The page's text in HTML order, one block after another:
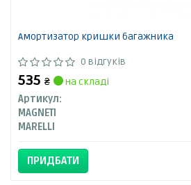
Амортизатор кришки багажника
0 відгуків
535 ₴
на складі
Артикул:
MAGNETI
MARELLI
ПРИДБАТИ